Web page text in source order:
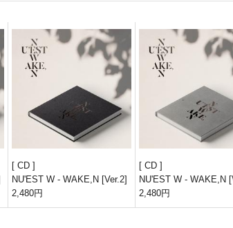
CD
NU'EST W - WAKE,N [Ver.2]
2,480円
CD
NU'EST W - WAKE,N
2,480円